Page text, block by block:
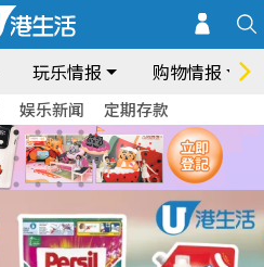
玩乐情报 购物情报
娱乐新闻 定期存款